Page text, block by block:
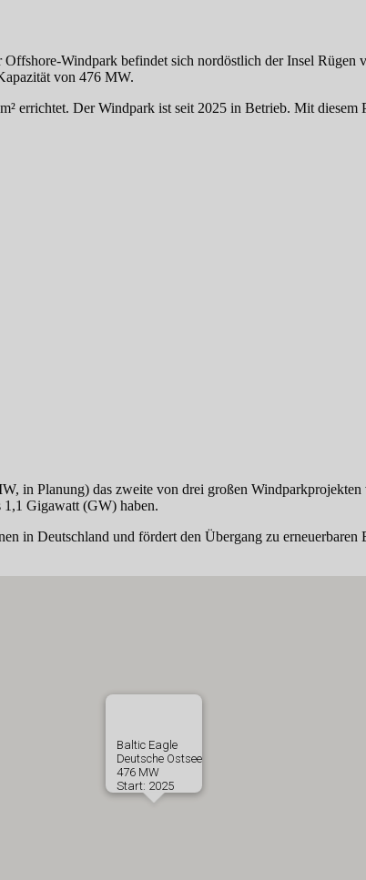
Windpark befindet sich nordöstlich der Insel
von 476 MW.
errichtet. Der Windpark ist seit 2025 in Betrieb. Mit
in Planung) das zweite von drei großen
Gigawatt (GW) haben.
in Deutschland und fördert den Übergang zu
Baltic Eagle
Deutsche Ostsee
476 MW
Start: 2025